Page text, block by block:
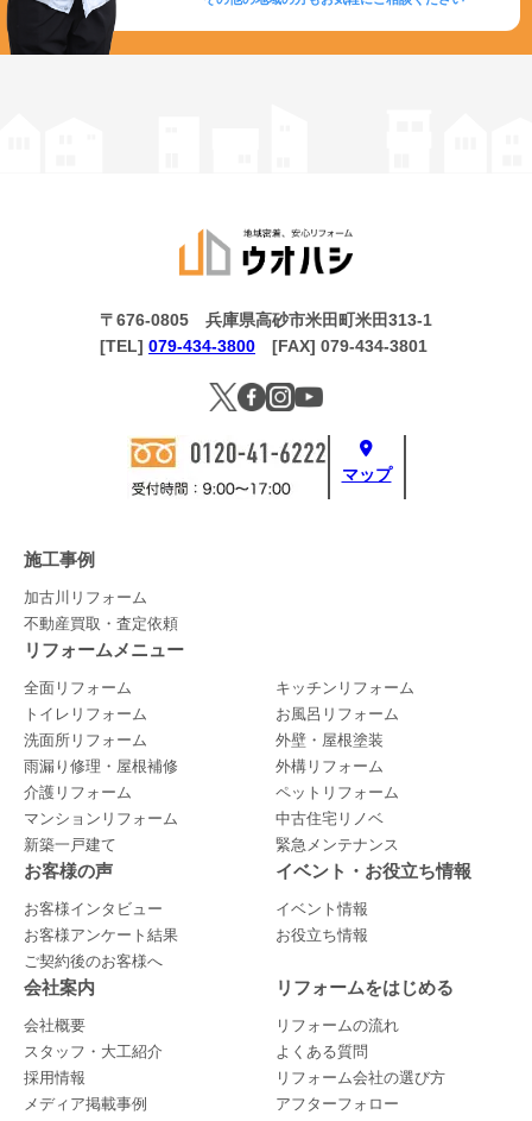
マップ
〒676-0805 兵庫県高砂市米田町米田313-1
[TEL] 079-434-3800 [FAX] 079-434-3801
施工事例
加古川リフォーム
不動産買取・査定依頼
リフォームメニュー
全面リフォーム
キッチンリフォーム
トイレリフォーム
お風呂リフォーム
洗面所リフォーム
外壁・屋根塗装
雨漏り修理・屋根補修
外構リフォーム
介護リフォーム
ペットリフォーム
マンションリフォーム
中古住宅リノベ
新築一戸建て
緊急メンテナンス
お客様の声
お客様インタビュー
お客様アンケート結果
ご契約後のお客様へ
イベント・お役立ち情報
イベント情報
お役立ち情報
会社案内
会社概要
スタッフ・大工紹介
採用情報
メディア掲載事例
リフォームをはじめる
リフォームの流れ
よくある質問
リフォーム会社の選び方
アフターフォロー